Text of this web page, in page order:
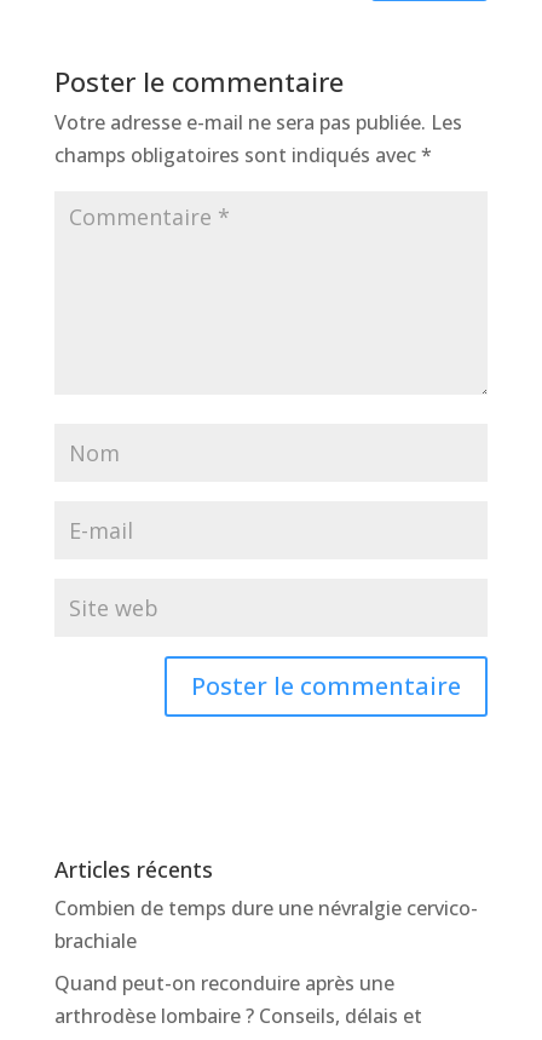
Poster le commentaire
Votre adresse e-mail ne sera pas publiée. Les
champs obligatoires sont indiqués avec*
Articles récents
Combien de temps dure une névralgie cervico-
brachiale
Quand peut-on reconduire après une
arthrodèse lombaire ? Conseils, délais et